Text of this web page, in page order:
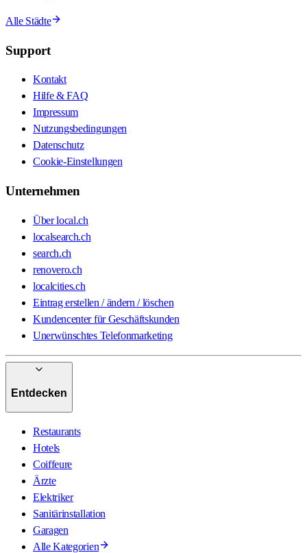
Alle Städte
Support
Kontakt
Hilfe & FAQ
Impressum
Nutzungsbedingungen
Datenschutz
Cookie-Einstellungen
Unternehmen
Über local.ch
localsearch.ch
search.ch
renovero.ch
localcities.ch
Eintrag erstellen / ändern / löschen
Kundencenter für Geschäftskunden
Unerwünschtes Telefonmarketing
Entdecken
Restaurants
Hotels
Coiffeure
Ärzte
Elektriker
Sanitärinstallation
Garagen
Alle Kategorien